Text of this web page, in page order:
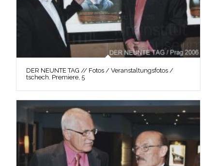
DER NEUNTE TAG // Fotos / Veranstaltungsfotos /
tschech. Premiere, 5